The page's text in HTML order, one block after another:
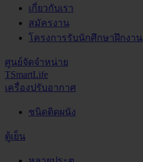
เกี่ยวกับเรา
สมัครงาน
โครงการรับนักศึกษาฝึกงาน
ศูนย์จัดจำหน่าย
TSmartLife
เครื่องปรับอากาศ
ชนิดติดผนัง
ตู้เย็น